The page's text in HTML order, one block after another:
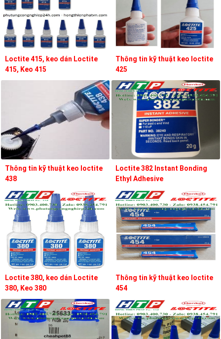
Loctite 415, keo dán Loctite
415, Keo 415
Thông tin kỹ thuật keo loctite
425
Thông tin kỹ thuật keo loctite
438
Loctite 382 Instant Bonding
Ethyl Adhesive
Loctite 380, keo dán Loctite
380, Keo 380
Thông tin kỹ thuật keo loctite
454